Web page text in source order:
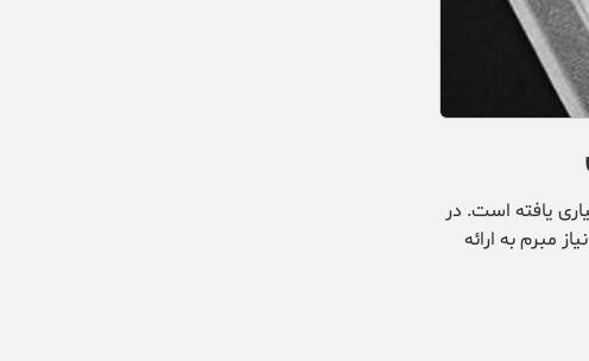
یافته است. در
مبرم به ارائه